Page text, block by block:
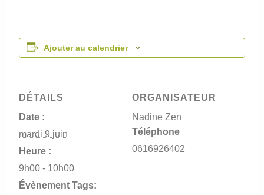
Ajouter au calendrier
DÉTAILS
Date :
mardi 9 juin
Heure :
9h00 - 10h00
Évènement Tags:
ORGANISATEUR
Nadine Zen
Téléphone
0616926402